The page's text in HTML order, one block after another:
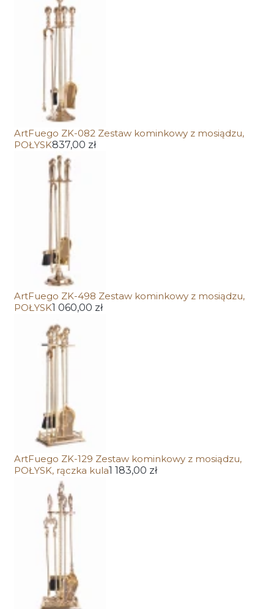
ArtFuego ZK-082 Zestaw kominkowy z mosiądzu,
POŁYSK837,00 zł
ArtFuego ZK-498 Zestaw kominkowy z mosiądzu,
POŁYSK1 060,00 zł
ArtFuego ZK-129 Zestaw kominkowy z mosiądzu,
POŁYSK, rączka kula1 183,00 zł